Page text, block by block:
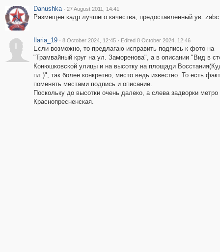
Danushka · 27 August 2011, 14:41
Размещен кадр лучшего качества, предоставленный ув. zabc
I
Ilaria_19 · 8 October 2024, 12:45 · Edited 8 October 2024, 12:46
Если возможно, то предлагаю исправить подпись к фото на
"Трамвайный круг на ул. Заморенова", а в описании "Вид в
Конюшковской улицы и на высотку на площади
пл.)", так более конкретно, место ведь известно. То есть
поменять местами подпись и описание.
Поскольку до высотки очень далеко, а слева задворки метро
Краснопресненская.